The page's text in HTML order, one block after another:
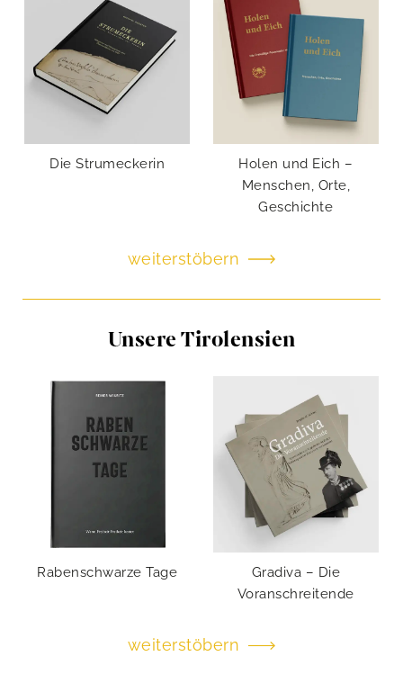
Die Strumeckerin
Holen und Eich –
Menschen, Orte,
Geschichte
weiterstöbern
Unsere Tirolensien
Rabenschwarze Tage
Gradiva – Die
Voranschreitende
weiterstöbern